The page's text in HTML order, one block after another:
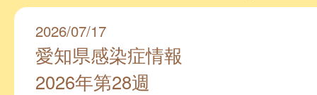
2026/07/17
愛知県感染症情報
2026年第28週